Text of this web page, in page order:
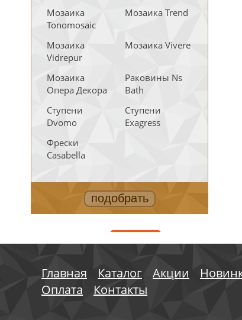
Мозаика
Tonomosaic
Мозаика Trend
Мозаика
Vidrepur
Мозаика Vivere
Мозаика
Опера Декора
Раковины Ns
Bath
Ступени
Dvomo
Ступени
Exagress
Фрески
Casabella
АКЦИИ
Главная Каталог Акции
Оплата
Контакты